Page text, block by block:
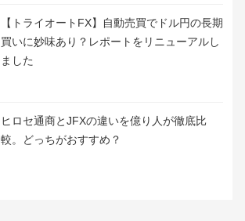
【トライオートFX】自動売買でドル円の長期
買いに妙味あり？レポートをリニューアルし
ました
ヒロセ通商とJFXの違いを億り人が徹底比
較。どっちがおすすめ？